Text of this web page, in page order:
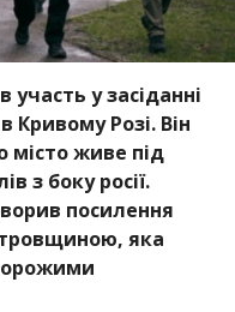
у засіданні
Розі. Він
місто живе під
з боку росії.
посилення
яка